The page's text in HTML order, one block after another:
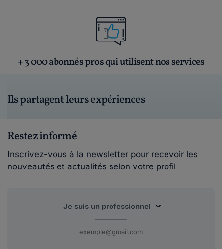
+ 3 000 abonnés pros qui utilisent nos services
Ils partagent leurs expériences
Restez informé
Inscrivez-vous à la newsletter pour recevoir les
nouveautés et actualités selon votre profil